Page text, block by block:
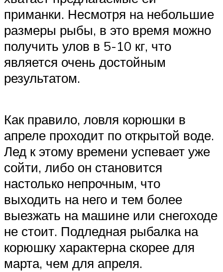
приманки. Несмотря на небольшие
размеры рыбы, в это время можно
получить улов в 5-10 кг, что
является очень достойным
результатом.
Как правило, ловля корюшки в
апреле проходит по открытой воде.
Лед к этому времени успевает уже
сойти, либо он становится
настолько непрочным, что
выходить на него и тем более
выезжать на машине или снегоходе
не стоит. Подледная рыбалка на
корюшку характерна скорее для
марта, чем для апреля.